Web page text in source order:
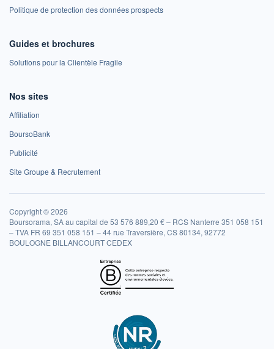
Politique de protection des données prospects
Guides et brochures
Solutions pour la Clientèle Fragile
Nos sites
Affiliation
BoursoBank
Publicité
Site Groupe & Recrutement
Copyright © 2026
Boursorama, SA au capital de 53 576 889,20 € – RCS Nanterre 351 058 151
– TVA FR 69 351 058 151 – 44 rue Traversière, CS 80134, 92772
BOULOGNE BILLANCOURT CEDEX